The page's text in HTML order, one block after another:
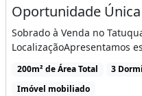
entre em contato
corretores em
Características da
Playground: Sim
Oportunidade
Sobrado à Venda no
LocalizaçãoApresentamos
200m² de Área Total 3
Imóvel mobiliado